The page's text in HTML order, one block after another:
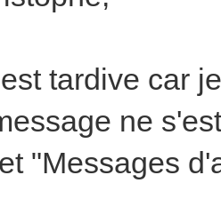
tardive car
ne
"Messages